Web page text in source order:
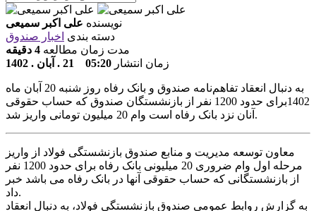
نویسنده علی اکبر سمیعی
دسته بندی اخبار صندوق
مدت زمان مطالعه 4 دقیقه
زمان انتشار 05:20 21 . آبان . 1402
به دنبال انعقاد تفاهم‌نامه صندوق و بانک رفاه روز شنبه 20 آبان ماه
1402برای حدود 1200 نفر از بازنشستگان صندوق که حساب حقوقی
آنان نزد بانک رفاه است وام 20 میلیون تومانی واریز شد.
معاون توسعه مدیریت و منابع صندوق بازنشستگی فولاد از واریز
مرحله اول وام ضروری 20 میلیونی بانک رفاه برای حدود 1200 نفر
از بازنشستگانی که حساب حقوقی آنها در بانک رفاه می باشد خبر
داد.
به گزارش روابط عمومی صندوق بازنشستگی فولاد، به دنبال انعقاد